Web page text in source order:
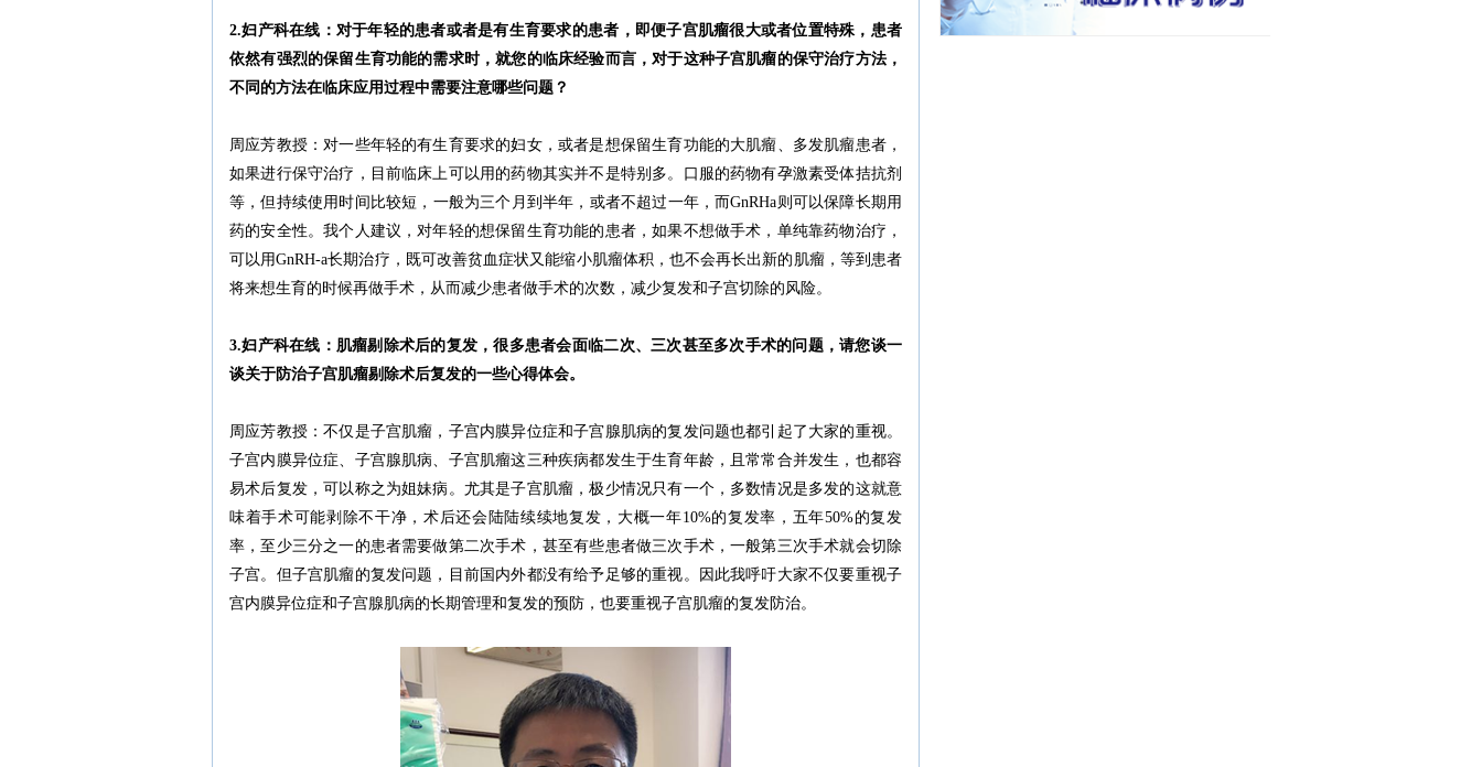
2.妇产科在线：对于年轻的患者或者是有生育要求的患者，即便子宫肌瘤很大或者位置特殊，患者
依然有强烈的保留生育功能的需求时，就您的临床经验而言，对于这种子宫肌瘤的保守治疗方法，
不同的方法在临床应用过程中需要注意哪些问题？
周应芳教授：对一些年轻的有生育要求的妇女，或者是想保留生育功能的大肌瘤、多发肌瘤患者，
如果进行保守治疗，目前临床上可以用的药物其实并不是特别多。口服的药物有孕激素受体拮抗剂
等，但持续使用时间比较短，一般为三个月到半年，或者不超过一年，而GnRHa则可以保障长期用
药的安全性。我个人建议，对年轻的想保留生育功能的患者，如果不想做手术，单纯靠药物治疗，
可以用GnRH-a长期治疗，既可改善贫血症状又能缩小肌瘤体积，也不会再长出新的肌瘤，等到患者
将来想生育的时候再做手术，从而减少患者做手术的次数，减少复发和子宫切除的风险。
3.妇产科在线：肌瘤剔除术后的复发，很多患者会面临二次、三次甚至多次手术的问题，请您谈一
谈关于防治子宫肌瘤剔除术后复发的一些心得体会。
周应芳教授：不仅是子宫肌瘤，子宫内膜异位症和子宫腺肌病的复发问题也都引起了大家的重视。
子宫内膜异位症、子宫腺肌病、子宫肌瘤这三种疾病都发生于生育年龄，且常常合并发生，也都容
易术后复发，可以称之为姐妹病。尤其是子宫肌瘤，极少情况只有一个，多数情况是多发的这就意
味着手术可能剥除不干净，术后还会陆陆续续地复发，大概一年10%的复发率，五年50%的复发
率，至少三分之一的患者需要做第二次手术，甚至有些患者做三次手术，一般第三次手术就会切除
子宫。但子宫肌瘤的复发问题，目前国内外都没有给予足够的重视。因此我呼吁大家不仅要重视子
宫内膜异位症和子宫腺肌病的长期管理和复发的预防，也要重视子宫肌瘤的复发防治。